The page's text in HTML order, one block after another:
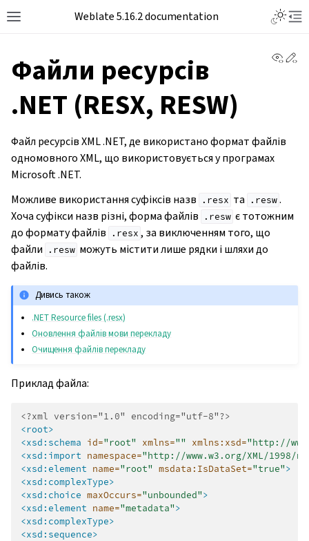
Weblate 5.16.2 documentation
Файли ресурсів
.NET (RESX, RESW)
Файл ресурсів XML .NET, де використано формат файлів
одномовного XML, що використовується у програмах
Microsoft .NET.
Можливе використання суфіксів назв
.resx та .resw .
Хоча суфікси назв різні, форма файлів
.resw є тотожним
до формату файлів
.resx , за виключенням того, що
файли
.resw можуть містити лише рядки і шляхи до
файлів.
Дивись також
.NET Resource files (.resx)
Оновлення файлів мови перекладу
Очищення файлів перекладу
Приклад файла:
<?xml version="1.0" encoding="utf-8"?>
<root>
<xsd:schema id="root" xmlns="" xmlns:xsd="http://
<xsd:import namespace="http://www.w3.org/XML/1998/
<xsd:element name="root" msdata:IsDataSet="true">
<xsd:complexType>
<xsd:choice maxOccurs="unbounded">
<xsd:element name="metadata">
<xsd:complexType>
<xsd:sequence>